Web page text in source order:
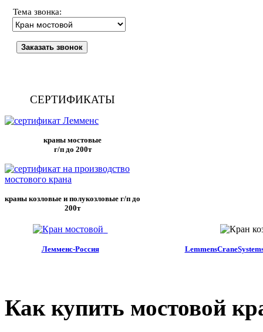
Тема звонка:
СЕРТИФИКАТЫ
краны мостовые
г/п до 200т
краны козловые и полукозловые г/п до
200т
Лемменс-Россия
Как купить мостовой